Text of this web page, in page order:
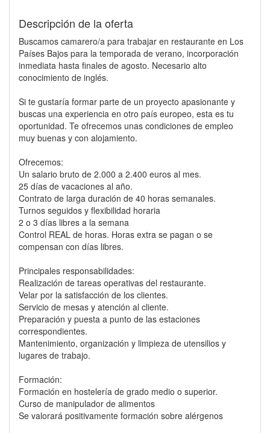
Descripción de la oferta
Buscamos camarero/a para trabajar en restaurante en Los
Países Bajos para la temporada de verano, incorporación
inmediata hasta finales de agosto. Necesario alto
conocimiento de inglés.
Si te gustaría formar parte de un proyecto apasionante y
buscas una experiencia en otro país europeo, esta es tu
oportunidad. Te ofrecemos unas condiciones de empleo
muy buenas y con alojamiento.
Ofrecemos:
Un salario bruto de 2.000 a 2.400 euros al mes.
25 días de vacaciones al año.
Contrato de larga duración de 40 horas semanales.
Turnos seguidos y flexibilidad horaria
2 o 3 días libres a la semana
Control REAL de horas. Horas extra se pagan o se
compensan con días libres.
Principales responsabilidades:
Realización de tareas operativas del restaurante.
Velar por la satisfacción de los clientes.
Servicio de mesas y atención al cliente.
Preparación y puesta a punto de las estaciones
correspondientes.
Mantenimiento, organización y limpieza de utensilios y
lugares de trabajo.
Formación:
Formación en hostelería de grado medio o superior.
Curso de manipulador de alimentos
Se valorará positivamente formación sobre alérgenos